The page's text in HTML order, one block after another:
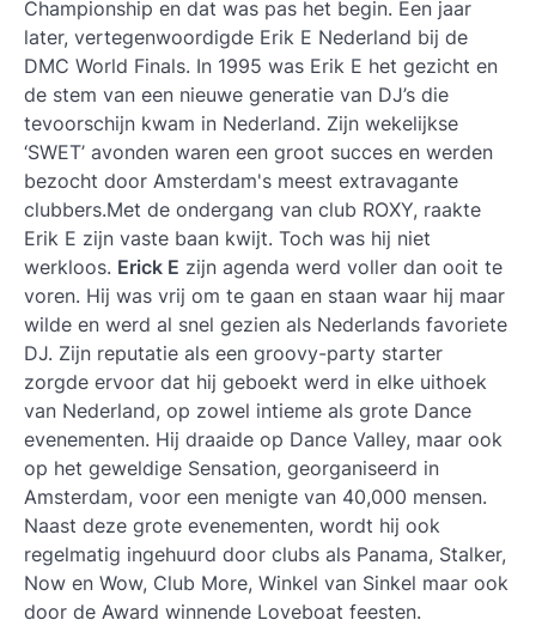
Championship en dat was pas het begin. Een jaar
later, vertegenwoordigde Erik E Nederland bij de
DMC World Finals. In 1995 was Erik E het gezicht en
de stem van een nieuwe generatie van DJ’s die
tevoorschijn kwam in Nederland. Zijn wekelijkse
‘SWET’ avonden waren een groot succes en werden
bezocht door Amsterdam's meest extravagante
clubbers.Met de ondergang van club ROXY, raakte
Erik E zijn vaste baan kwijt. Toch was hij niet
werkloos. Erick E zijn agenda werd voller dan ooit te
voren. Hij was vrij om te gaan en staan waar hij maar
wilde en werd al snel gezien als Nederlands favoriete
DJ. Zijn reputatie als een groovy-party starter
zorgde ervoor dat hij geboekt werd in elke uithoek
van Nederland, op zowel intieme als grote Dance
evenementen. Hij draaide op Dance Valley, maar ook
op het geweldige Sensation, georganiseerd in
Amsterdam, voor een menigte van 40,000 mensen.
Naast deze grote evenementen, wordt hij ook
regelmatig ingehuurd door clubs als Panama, Stalker,
Now en Wow, Club More, Winkel van Sinkel maar ook
door de Award winnende Loveboat feesten.